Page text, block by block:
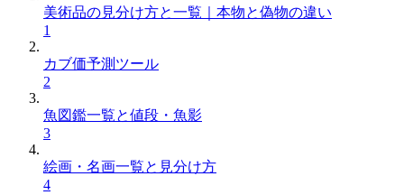
美術品の見分け方と一覧｜本物と偽物の違い
1
カブ価予測ツール
2
魚図鑑一覧と値段・魚影
3
絵画・名画一覧と見分け方
4